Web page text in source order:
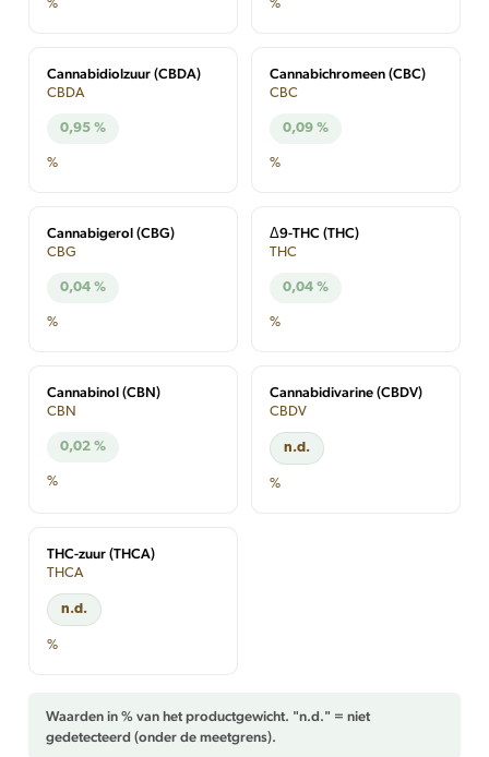
% %
Cannabidiolzuur (CBDA)
CBDA
0,95 %
%
Cannabichromeen (CBC)
CBC
0,09 %
%
Cannabigerol (CBG)
CBG
0,04 %
%
Δ9-THC (THC)
THC
0,04 %
%
Cannabinol (CBN)
CBN
0,02 %
%
Cannabidivarine (CBDV)
CBDV
n.d.
%
THC-zuur (THCA)
THCA
n.d.
%
Waarden in % van het productgewicht. "n.d." = niet
gedetecteerd (onder de meetgrens).